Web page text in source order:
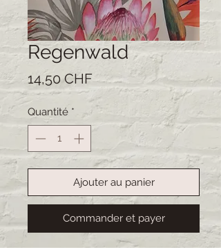
Regenwald
14,50 CHFPrix
Quantité *
Ajouter au panier
Commander et payer